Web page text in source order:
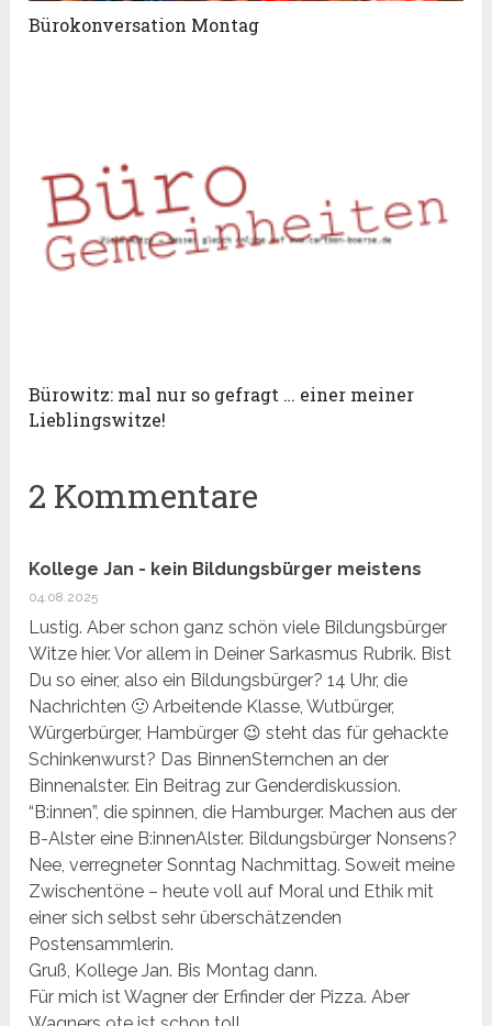
Bürokonversation Montag
Bürowitz: mal nur so gefragt … einer meiner
Lieblingswitze!
2 Kommentare
Kollege Jan - kein Bildungsbürger meistens
04.08.2025
Lustig. Aber schon ganz schön viele Bildungsbürger
Witze hier. Vor allem in Deiner Sarkasmus Rubrik. Bist
Du so einer, also ein Bildungsbürger? 14 Uhr, die
Nachrichten 🙂 Arbeitende Klasse, Wutbürger,
Würgerbürger, Hambürger 😉 steht das für gehackte
Schinkenwurst? Das BinnenSternchen an der
Binnenalster. Ein Beitrag zur Genderdiskussion.
“B:innen”, die spinnen, die Hamburger. Machen aus der
B-Alster eine B:innenAlster. Bildungsbürger Nonsens?
Nee, verregneter Sonntag Nachmittag. Soweit meine
Zwischentöne – heute voll auf Moral und Ethik mit
einer sich selbst sehr überschätzenden
Postensammlerin.
Gruß, Kollege Jan. Bis Montag dann.
Für mich ist Wagner der Erfinder der Pizza. Aber